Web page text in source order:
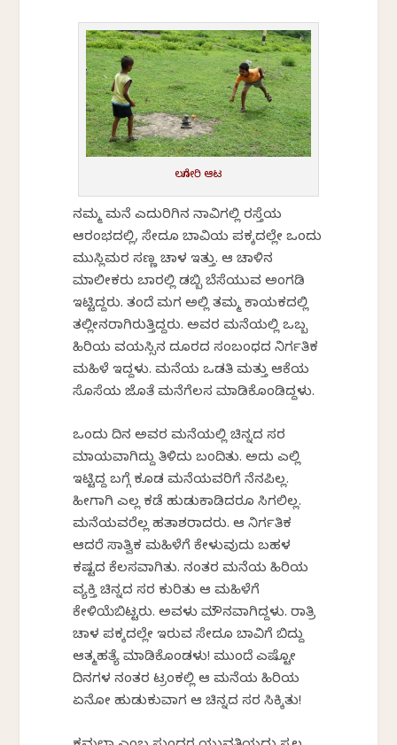
ಲಗೋರಿ ಆಟ
ನಮ್ಮ ಮನೆ ಎದುರಿಗಿನ ನಾವಿಗಲ್ಲಿ ರಸ್ತೆಯ
ಆರಂಭದಲ್ಲಿ, ಸೇದೂ ಬಾವಿಯ ಪಕ್ಕದಲ್ಲೇ ಒಂದು
ಮುಸ್ಲಿಮರ ಸಣ್ಣ ಚಾಳ ಇತ್ತು. ಆ ಚಾಳಿನ
ಮಾಲೀಕರು ಬಜಾರಲ್ಲಿ ಡಬ್ಬಿ ಬೆಸೆಯುವ ಅಂಗಡಿ
ಇಟ್ಟಿದ್ದರು. ತಂದೆ ಮಗ ಅಲ್ಲಿ ತಮ್ಮ ಕಾಯಕದಲ್ಲಿ
ತಲ್ಲೀನರಾಗಿರುತ್ತಿದ್ದರು. ಅವರ ಮನೆಯಲ್ಲಿ ಒಬ್ಬ
ಹಿರಿಯ ವಯಸ್ಸಿನ ದೂರದ ಸಂಬಂಧದ ನಿರ್ಗತಿಕ
ಮಹಿಳೆ ಇದ್ದಳು. ಮನೆಯ ಒಡತಿ ಮತ್ತು ಆಕೆಯ
ಸೊಸೆಯ ಜೊತೆ ಮನೆಗೆಲಸ ಮಾಡಿಕೊಂಡಿದ್ದಳು.
ಒಂದು ದಿನ ಅವರ ಮನೆಯಲ್ಲಿ ಚಿನ್ನದ ಸರ
ಮಾಯವಾಗಿದ್ದು ತಿಳಿದು ಬಂದಿತು. ಅದು ಎಲ್ಲಿ
ಇಟ್ಟಿದ್ದ ಬಗ್ಗೆ ಕೂಡ ಮನೆಯವರಿಗೆ ನೆನಪಿಲ್ಲ.
ಹೀಗಾಗಿ ಎಲ್ಲ ಕಡೆ ಹುಡುಕಾಡಿದರೂ ಸಿಗಲಿಲ್ಲ.
ಮನೆಯವರೆಲ್ಲ ಹತಾಶರಾದರು. ಆ ನಿರ್ಗತಿಕ
ಆದರೆ ಸಾತ್ವಿಕ ಮಹಿಳೆಗೆ ಕೇಳುವುದು ಬಹಳ
ಕಷ್ಟದ ಕೆಲಸವಾಗಿತು. ನಂತರ ಮನೆಯ ಹಿರಿಯ
ವ್ಯಕ್ತಿ ಚಿನ್ನದ ಸರ ಕುರಿತು ಆ ಮಹಿಳೆಗೆ
ಕೇಳಿಯೆಬಿಟ್ಟರು. ಅವಳು ಮೌನವಾಗಿದ್ದಳು. ರಾತ್ರಿ
ಚಾಳ ಪಕ್ಕದಲ್ಲೇ ಇರುವ ಸೇದೂ ಬಾವಿಗೆ ಬಿದ್ದು
ಆತ್ಮಹತ್ಯೆ ಮಾಡಿಕೊಂಡಳು! ಮುಂದೆ ಎಷ್ಟೋ
ದಿನಗಳ ನಂತರ ಟ್ರಂಕಲ್ಲಿ ಆ ಮನೆಯ ಹಿರಿಯ
ಏನೋ ಹುಡುಕುವಾಗ ಆ ಚಿನ್ನದ ಸರ ಸಿಕ್ಕಿತು!